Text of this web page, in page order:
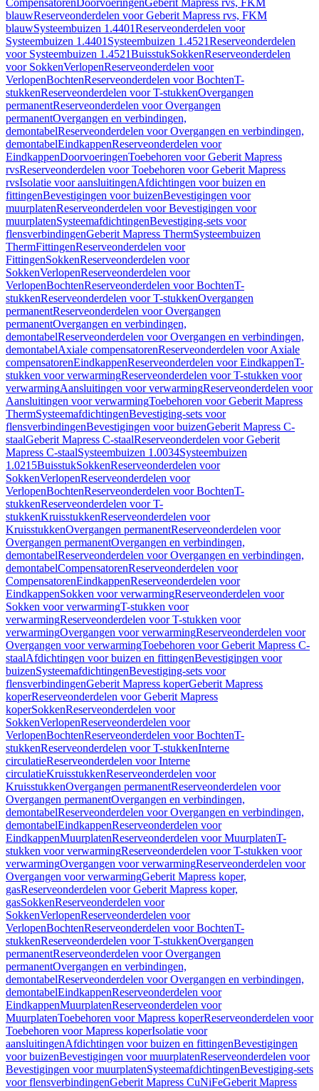
CompensatorenDoorvoeringenGeberit Mapress rvs, FKM
blauwReserveonderdelen voor Geberit Mapress rvs, FKM
blauwSysteembuizen 1.4401Reserveonderdelen voor
Systeembuizen 1.4401 Systeembuizen 1.4521Reserveonderdelen
voor Systeembuizen 1.4521BuisstukSokkenReserveonderdelen
voor SokkenVerlopenReserveonderdelen voor
VerlopenBochtenReserveonderdelen voor BochtenT-
stukkenReserveonderdelen voor T-stukkenOvergangen
permanentReserveonderdelen voor Overgangen
permanentOvergangen en verbindingen,
demontabelReserveonderdelen voor Overgangen en verbindingen,
demontabelEindkappenReserveonderdelen voor
EindkappenDoorvoeringenToebehoren voor Geberit Mapress
rvsReserveonderdelen voor Toebehoren voor Geberit Mapress
rvsIsolatie voor aansluitingenAfdichtingen voor buizen en
fittingenBevestigingen voor buizenBevestigingen voor
muurplatenReserveonderdelen voor Bevestigingen voor
muurplatenSysteemafdichtingenBevestiging-sets voor
flensverbindingenGeberit Mapress ThermSysteembuizen
ThermFittingenReserveonderdelen voor
FittingenSokkenReserveonderdelen voor
SokkenVerlopenReserveonderdelen voor
VerlopenBochtenReserveonderdelen voor BochtenT-
stukkenReserveonderdelen voor T-stukkenOvergangen
permanentReserveonderdelen voor Overgangen
permanentOvergangen en verbindingen,
demontabelReserveonderdelen voor Overgangen en verbindingen,
demontabelAxiale compensatorenReserveonderdelen voor Axiale
compensatorenEindkappenReserveonderdelen voor EindkappenT-
stukken voor verwarmingReserveonderdelen voor T-stukken voor
verwarmingAansluitingen voor verwarmingReserveonderdelen voor
Aansluitingen voor verwarmingToebehoren voor Geberit Mapress
ThermSysteemafdichtingenBevestiging-sets voor
flensverbindingenBevestigingen voor buizenGeberit Mapress C-
staalGeberit Mapress C-staalReserveonderdelen voor Geberit
Mapress C-staalSysteembuizen 1.0034Systeembuizen
1.0215BuisstukSokkenReserveonderdelen voor
SokkenVerlopenReserveonderdelen voor
VerlopenBochtenReserveonderdelen voor BochtenT-
stukkenReserveonderdelen voor T-
stukkenKruisstukkenReserveonderdelen voor
KruisstukkenOvergangen permanentReserveonderdelen voor
Overgangen permanentOvergangen en verbindingen,
demontabelReserveonderdelen voor Overgangen en verbindingen,
demontabelCompensatorenReserveonderdelen voor
CompensatorenEindkappenReserveonderdelen voor
EindkappenSokken voor verwarmingReserveonderdelen voor
Sokken voor verwarmingT-stukken voor
verwarmingReserveonderdelen voor T-stukken voor
verwarmingOvergangen voor verwarmingReserveonderdelen voor
Overgangen voor verwarmingToebehoren voor Geberit Mapress C-
staalAfdichtingen voor buizen en fittingenBevestigingen voor
buizenSysteemafdichtingenBevestiging-sets voor
flensverbindingenGeberit Mapress koperGeberit Mapress
koperReserveonderdelen voor Geberit Mapress
koperSokkenReserveonderdelen voor
SokkenVerlopenReserveonderdelen voor
VerlopenBochtenReserveonderdelen voor BochtenT-
stukkenReserveonderdelen voor T-stukkenInterne
circulatieReserveonderdelen voor Interne
circulatieKruisstukkenReserveonderdelen voor
KruisstukkenOvergangen permanentReserveonderdelen voor
Overgangen permanentOvergangen en verbindingen,
demontabelReserveonderdelen voor Overgangen en verbindingen,
demontabelEindkappenReserveonderdelen voor
EindkappenMuurplatenReserveonderdelen voor MuurplatenT-
stukken voor verwarmingReserveonderdelen voor T-stukken voor
verwarmingOvergangen voor verwarmingReserveonderdelen voor
Overgangen voor verwarmingGeberit Mapress koper,
gasReserveonderdelen voor Geberit Mapress koper,
gasSokkenReserveonderdelen voor
SokkenVerlopenReserveonderdelen voor
VerlopenBochtenReserveonderdelen voor BochtenT-
stukkenReserveonderdelen voor T-stukkenOvergangen
permanentReserveonderdelen voor Overgangen
permanentOvergangen en verbindingen,
demontabelReserveonderdelen voor Overgangen en verbindingen,
demontabelEindkappenReserveonderdelen voor
EindkappenMuurplatenReserveonderdelen voor
MuurplatenToebehoren voor Mapress koperReserveonderdelen voor
Toebehoren voor Mapress koperIsolatie voor
aansluitingenAfdichtingen voor buizen en fittingenBevestigingen
voor buizenBevestigingen voor muurplatenReserveonderdelen voor
Bevestigingen voor muurplatenSysteemafdichtingenBevestiging-sets
voor flensverbindingenGeberit Mapress CuNiFeGeberit Mapress